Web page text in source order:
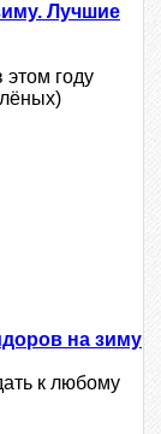
Лучшие
году
на зиму
к любому